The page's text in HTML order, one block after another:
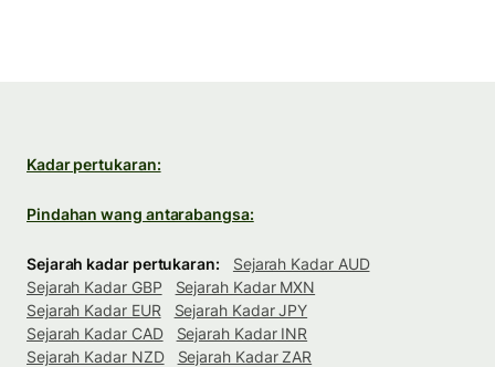
Kadar pertukaran:
Pindahan wang antarabangsa:
Sejarah kadar pertukaran:
Sejarah Kadar AUD
Sejarah Kadar GBP
Sejarah Kadar MXN
Sejarah Kadar EUR
Sejarah Kadar JPY
Sejarah Kadar CAD
Sejarah Kadar INR
Sejarah Kadar NZD
Sejarah Kadar ZAR